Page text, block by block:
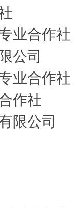
业合作社
公司
业合作社
作社
限公司